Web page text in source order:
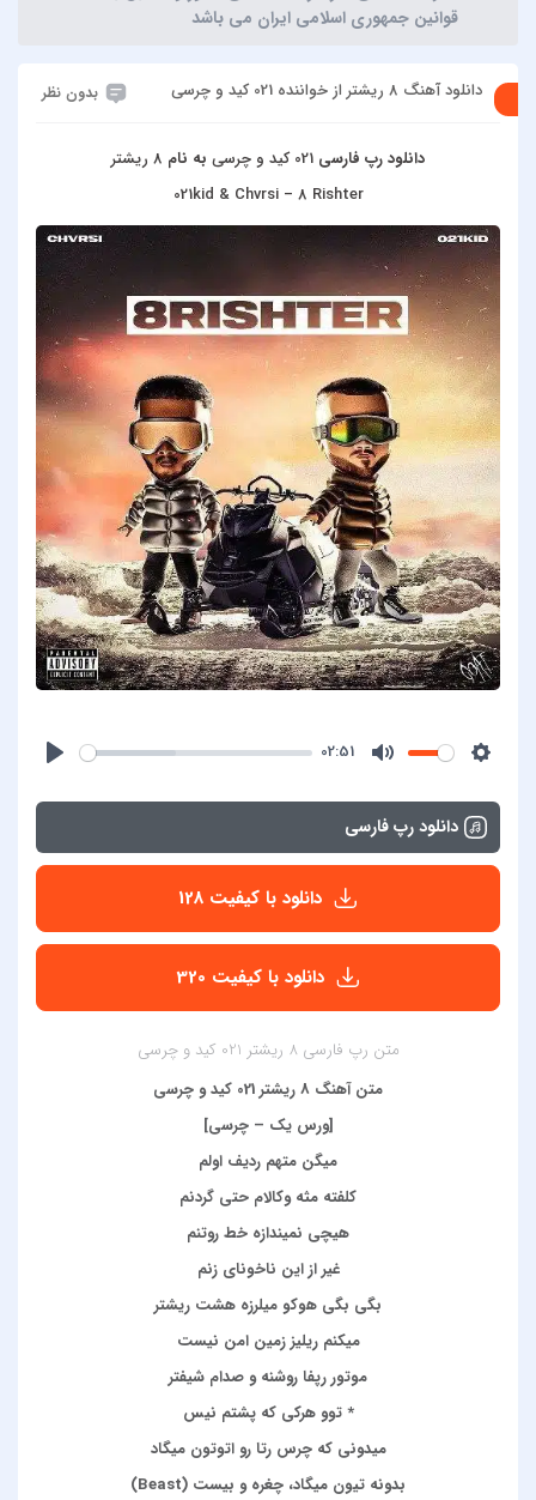
قوانین جمهوری اسلامی ایران می باشد
دانلود آهنگ 8 ریشتر از خواننده 021 کید و چرسی بدون نظر
دانلود رپ فارسی021 کید و چرسی به نام8 ریشتر
021kid & Chvrsi – 8 Rishter
02:51
دانلود رپ فارسی
دانلود با کیفیت 128
دانلود با کیفیت 320
متن رپ فارسی 8 ریشتر 021 کید و چرسی
متن آهنگ 8 ریشتر 021 کید و چرسی
[ورس یک – چرسی]
میگن متهم ردیف اولم
کلفته مثه وکالام حتی گردنم
هیچی نمیندازه خط روتنم
غیر از این ناخونای زنم
بگی بگی هوکو میلرزه هشت ریشتر
میکنم ریلیز زمین امن نیست
موتور رپفا روشنه و صدام شیفتر
* توو هرکی که پشتم نیس
میدونی که چرس رتا رو اتوتون میگاد
بدونه تیون میگاد، چغره و بیست (Beast)